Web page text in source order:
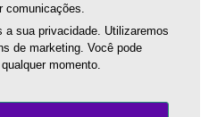
a sua privacidade. Utilizaremos
de marketing. Você pode
momento.